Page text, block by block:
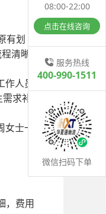
有划
清晰透
人员
求补
士一
，费用
08:00-22:00
点击在线咨询
服务热线
400-990-1511
微信扫码下单